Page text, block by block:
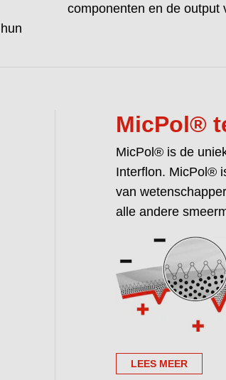
componenten en de output
MicPol®
MicPol® is de
Interflon. MicPol®
van
alle andere
LEES MEER